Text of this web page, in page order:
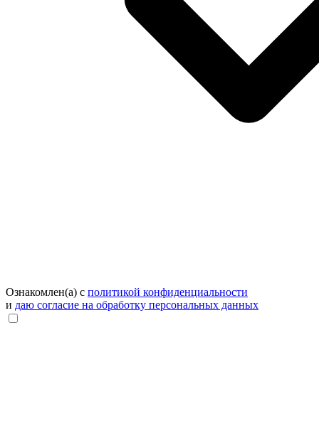
Ознакомлен(а) с политикой конфиденциальности
и даю согласие на обработку персональных данных